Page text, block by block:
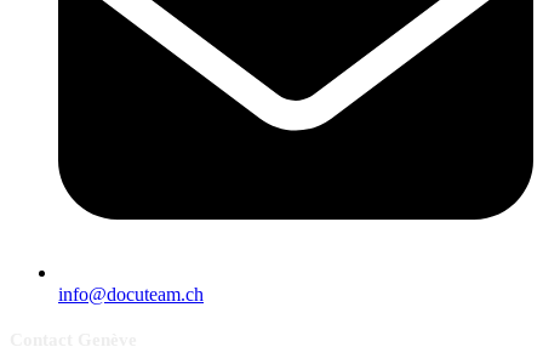
info@docuteam.ch